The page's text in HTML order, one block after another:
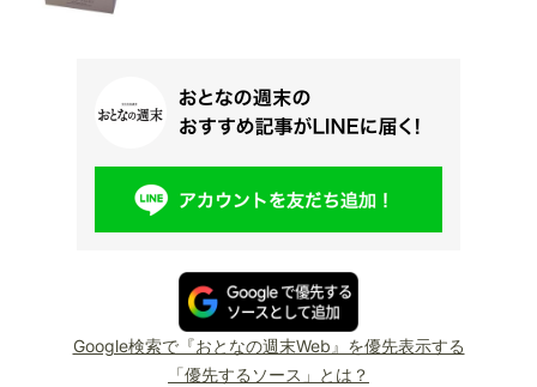
Google検索で『おとなの週末Web』を優先表示する
「優先するソース」とは？